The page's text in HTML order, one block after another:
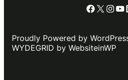
X
Proudly Powered by
WYDEGRID by WebsiteinWP